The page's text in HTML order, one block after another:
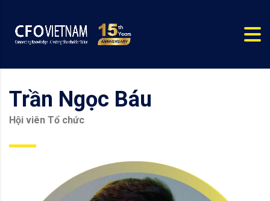
Trần Ngọc Báu
Hội viên Tổ chức